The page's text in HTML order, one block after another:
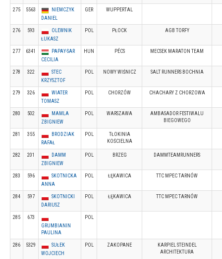
275 5563
NIEMCZYK
DANIEL
GER WUPPERTAL
276 593
OLEWNIK
ŁUKASZ
POL PŁOCK AGB TORFY
277 6341
PAPAY-SAR
CECILIA
HUN PÉCS MECSEK MARATON TEAM
278 322
STEC
KRZYSZTOF
POL NOWY WIŚNICZ SALT RUNNERS BOCHNIA
279 326
WIATER
TOMASZ
POL CHORZÓW CHACHARY Z CHORZOWA
280 502
MAMLA
ZBIGNIEW
POL WARSZAWA
AMBASADOR FESTIWALU
BIEGOWEGO
281 355
BRODZIAK
RAFAŁ
POL
TŁOKINIA
KOŚCIELNA
282 201
DAMM
ZBIGNIEW
POL BRZEG DAMMTEAMRUNNERS
283 596
SKOTNICKA
ANNA
POL ŁĘKAWICA TTC MPEC TARNÓW
284 597
SKOTNICKI
DARIUSZ
POL ŁĘKAWICA TTC MPEC TARNÓW
285
673
GRUMBIANIN
PAULINA
POL
286 5329
SUŁEK
WOJCIECH
POL ZAKOPANE
KARPIEL STEINDEL
ARCHITEKTURA